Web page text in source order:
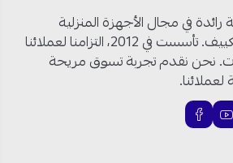
سبليت جداري
بارد فقط
انفيرتر
Wi-Fi مدمج
في مجال الأجهزة المنزلية
والكهربائية وأنظمة التكييف. تأسست في 2012، التزامنا لعملائنا
نحن نقدم تجربة تسوق مريحة